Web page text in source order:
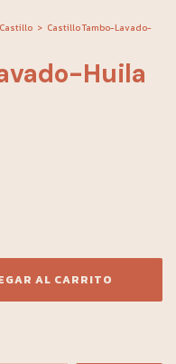
> Castillo Tambo-Lavado-
Huila